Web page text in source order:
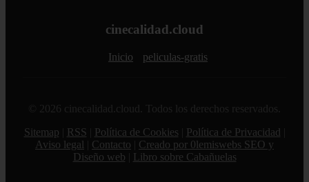
cinecalidad.cloud
Inicio peliculas-gratis
© 2026 cinecalidad.cloud. Todos los derechos reservados.
Sitemap
RSS Política de Cookies Política de Privacidad
Aviso legal
Contacto
Creado por 0lemiswebs SEO y
Diseño web
Libro sobre Cabañuelas